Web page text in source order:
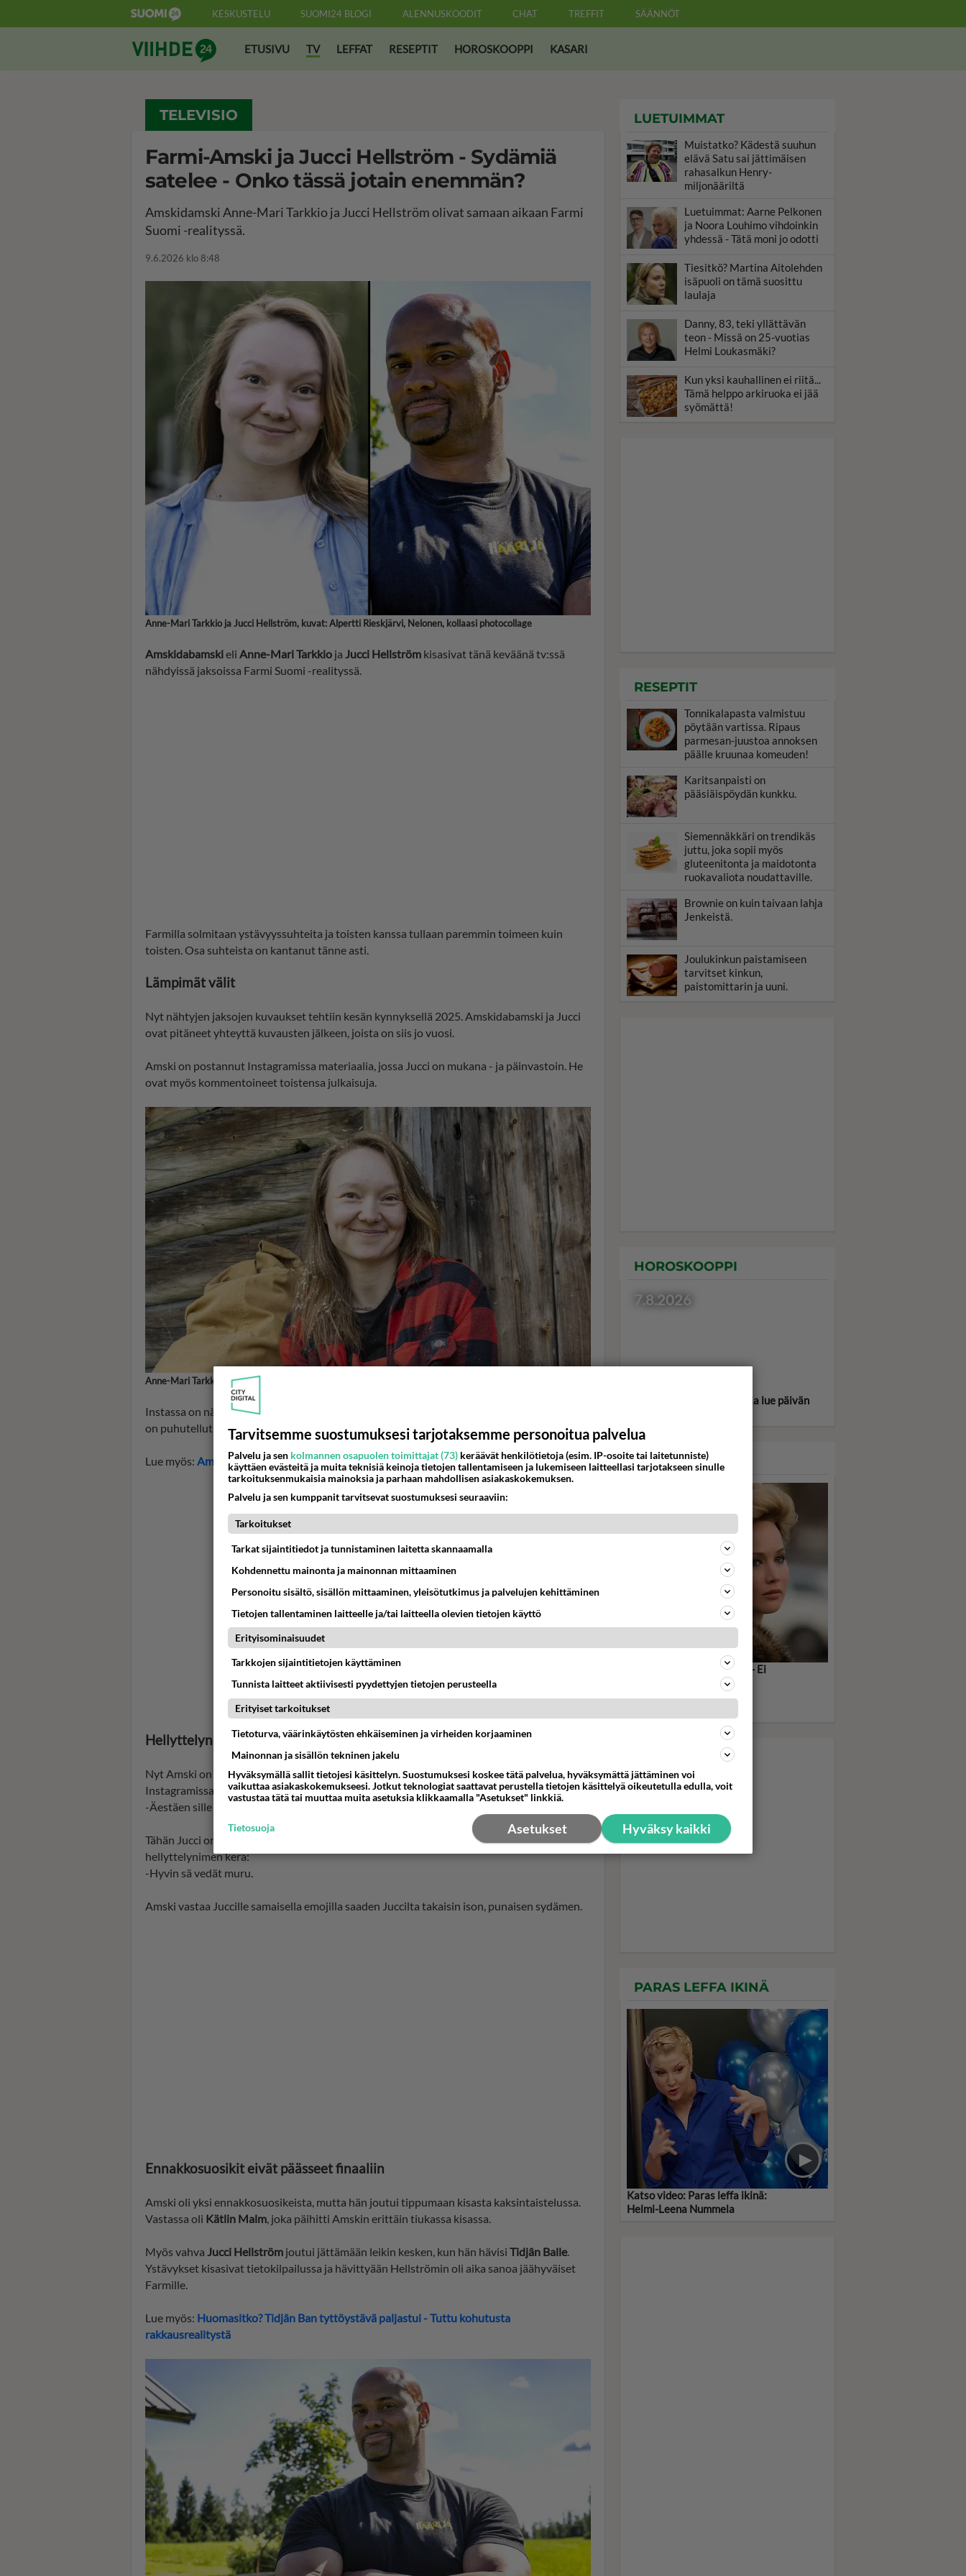
KESKUSTELU SUOMI24 BLOGI ALENNUSKOODIT CHAT TREFFIT SÄÄNNÖT
Suomi24 ViihdeETUSIVU TV LEFFAT RESEPTIT HOROSKOOPPI KASARI
TELEVISIO
Farmi-Amski ja Jucci Hellström - Sydämiä
satelee - Onko tässä jotain enemmän?
Amskidamski Anne-Mari Tarkkio ja Jucci Hellström olivat samaan aikaan Farmi
Suomi -realityssä.
9.6.2026 klo 8:48
Anne-Mari Tarkkio ja Jucci Hellström, kuvat: Alpertti Rieskjärvi, Nelonen, kollaasi photocollage
Amskidabamskieli Anne-Mari Tarkkio ja Jucci Hellström kisasivat tänä keväänä tv:ssä
nähdyissä jaksoissa Farmi Suomi -realityssä.
Farmilla solmitaan ystävyyssuhteita ja toisten kanssa tullaan paremmin toimeen kuin
toisten. Osa suhteista on kantanut tänne asti.
Lämpimät välit
Nyt nähtyjen jaksojen kuvaukset tehtiin kesän kynnyksellä 2025. Amskidabamski ja Jucci
ovat pitäneet yhteyttä kuvausten jälkeen, joista on siis jo vuosi.
Amski on postannut Instagramissa materiaalia, jossa Jucci on mukana - ja päinvastoin. He
ovat myös kommentoineet toistensa julkaisuja.
Anne-Mari Tarkkio, kuva: Alpertti Rieskjärvi, Nelonen
Instassa on nähty mm. video Amskista tarjoamassa heräävälle Juccille aamukahvia. Jucci
on puhutellut kahvintarjoajaa "kulta"-sanalla.
Lue myös: Amski ja Jucci Hellström yhdessä - Onko tämä sitä miltä näyttää?
Hellyttelynimi ja sydämiä
Nyt Amski on jakanut videon, jossa hän tekee peltotöitä traktorilla. Hän kirjoittaa
Instagramissa:
-Äestäen sille siemenelle semmone mukava pehmee paikka mistä on hyvä lähtee kasvaan.
Tähän Jucci on kommentoinut mm. hymyilevät kasvot sydämillä -emojilla ja kirjoittaa
hellyttelynimen kera:
-Hyvin sä vedät muru.
Amski vastaa Juccille samaisella emojilla saaden Juccilta takaisin ison, punaisen sydämen.
Ennakkosuosikit eivät päässeet finaaliin
Amski oli yksi ennakkosuosikeista, mutta hän joutui tippumaan kisasta kaksintaistelussa.
Vastassa oli Kätlin Malm, joka päihitti Amskin erittäin tiukassa kisassa.
Myös vahva Jucci Hellström joutui jättämään leikin kesken, kun hän hävisi Tidjân Balle.
Ystävykset kisasivat tietokilpailussa ja hävittyään Hellströmin oli aika sanoa jäähyväiset
Farmille.
Lue myös: Huomasitko? Tidjân Ban tyttöystävä paljastui - Tuttu kohutusta
rakkausrealitystä
LUETUIMMAT
Muistatko? Kädestä suuhun
elävä Satu sai jättimäisen
rahasalkun Henry-
miljonääriltä
Luetuimmat: Aarne Pelkonen
ja Noora Louhimo vihdoinkin
yhdessä - Tätä moni jo odotti
Tiesitkö? Martina Aitolehden
isäpuoli on tämä suosittu
laulaja
Danny, 83, teki yllättävän
teon - Missä on 25-vuotias
Helmi Loukasmäki?
Kun yksi kauhallinen ei riitä...
Tämä helppo arkiruoka ei jää
syömättä!
RESEPTIT
Tonnikalapasta valmistuu
pöytään vartissa. Ripaus
parmesan-juustoa annoksen
päälle kruunaa komeuden!
Karitsanpaisti on
pääsiäispöydän kunkku.
Siemennäkkäri on trendikäs
juttu, joka sopii myös
gluteenitonta ja maidotonta
ruokavaliota noudattaville.
Brownie on kuin taivaan lahja
Jenkeistä.
Joulukinkun paistamiseen
tarvitset kinkun,
paistomittarin ja uuni.
HOROSKOOPPI
7.8.2026
Valitse oma tähtimerkkisi ja lue päivän
KASARI
TV-leffa: American Hustle - Ei
botoxia, vaan permiksiä -
Cooleimmat discosiskot ja
PARAS LEFFA IKINÄ
Katso video: Paras leffa ikinä:
Helmi-Leena Nummela
Tarvitsemme suostumuksesi tarjotaksemme personoitua palvelua
Palvelu ja sen kolmannen osapuolen toimittajat (73) keräävät henkilötietoja (esim. IP-osoite tai laitetunniste)
käyttäen evästeitä ja muita teknisiä keinoja tietojen tallentamiseen ja lukemiseen laitteellasi tarjotakseen sinulle
tarkoituksenmukaisia mainoksia ja parhaan mahdollisen asiakaskokemuksen.
Palvelu ja sen kumppanit tarvitsevat suostumuksesi seuraaviin:
Tarkoitukset
Tarkat sijaintitiedot ja tunnistaminen laitetta skannaamalla
Kohdennettu mainonta ja mainonnan mittaaminen
Personoitu sisältö, sisällön mittaaminen, yleisötutkimus ja palvelujen kehittäminen
Tietojen tallentaminen laitteelle ja/tai laitteella olevien tietojen käyttö
Erityisominaisuudet
Tarkkojen sijaintitietojen käyttäminen
Tunnista laitteet aktiivisesti pyydettyjen tietojen perusteella
Erityiset tarkoitukset
Tietoturva, väärinkäytösten ehkäiseminen ja virheiden korjaaminen
Mainonnan ja sisällön tekninen jakelu
Hyväksymällä sallit tietojesi käsittelyn. Suostumuksesi koskee tätä palvelua, hyväksymättä jättäminen voi
vaikuttaa asiakaskokemukseesi. Jotkut teknologiat saattavat perustella tietojen käsittelyä oikeutetulla edulla, voit
vastustaa tätä tai muuttaa muita asetuksia klikkaamalla "Asetukset" linkkiä.
Hyväksy kaikki
Asetukset
Tietosuoja